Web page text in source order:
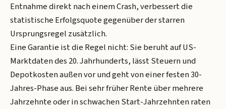
Entnahme direkt nach einem Crash, verbessert die
statistische Erfolgsquote gegenüber der starren
Ursprungsregel zusätzlich.
Eine Garantie ist die Regel nicht: Sie beruht auf US-
Marktdaten des 20. Jahrhunderts, lässt Steuern und
Depotkosten außen vor und geht von einer festen 30-
Jahres-Phase aus. Bei sehr früher Rente über mehrere
Jahrzehnte oder in schwachen Start-Jahrzehnten raten